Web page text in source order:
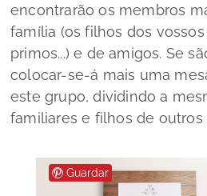
encontrarão os membros
família (os filhos dos vossos
primos...) e de amigos. Se
colocar-se-á mais uma
este grupo, dividindo a
familiares e filhos de outros
Guardar